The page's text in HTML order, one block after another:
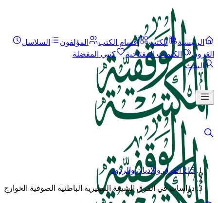
الرئيسية الكتب أقسام الكتب المؤلفون
السلاسل
القرون
الكلمات المفتاحية
كتبي المفضلة
البحث
215 الفرق والأديان والردود
/
دراسات في الفرق الشيعة النصيرية الباطنية الصوفية الخوارج